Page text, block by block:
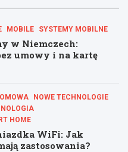
MOBILE SYSTEMY MOBILNE
w Niemczech:
umowy i na kartę
NOWE TECHNOLOGIE
HOME
WiFi: Jak
zastosowania?